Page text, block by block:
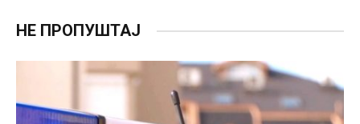
НЕ ПРОПУШТАЈ